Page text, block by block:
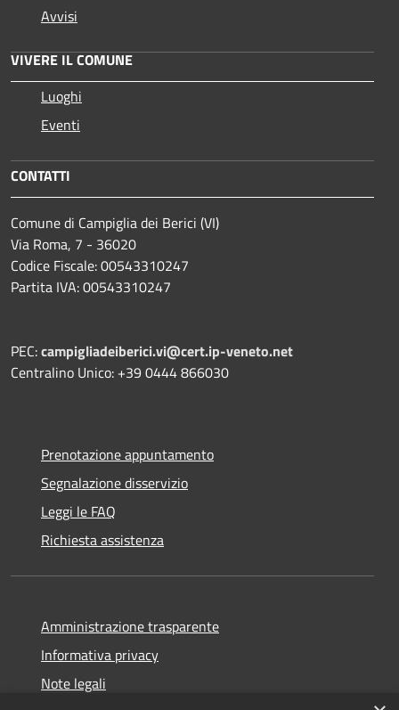
Avvisi
VIVERE IL COMUNE
Luoghi
Eventi
CONTATTI
Comune di Campiglia dei Berici (VI)
Via Roma, 7 - 36020
Codice Fiscale: 00543310247
Partita IVA: 00543310247
PEC:campigliadeiberici.vi@cert.ip-veneto.net
Centralino Unico: +39 0444 866030
Prenotazione appuntamento
Segnalazione disservizio
Leggi le FAQ
Richiesta assistenza
Amministrazione trasparente
Informativa privacy
Note legali